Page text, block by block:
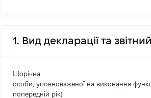
1. Вид декларації та
Щорічна
особи, уповноваженої на виконання
попередній рік)